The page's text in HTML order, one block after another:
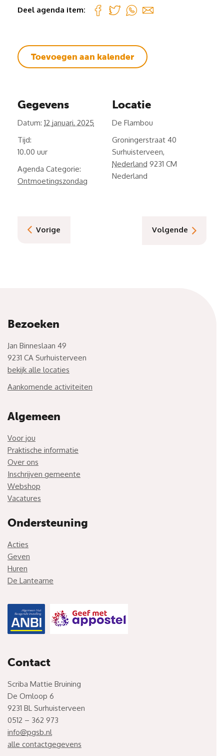
Deel agenda item:
Toevoegen aan kalender
Gegevens
Datum: 12 januari, 2025
Tijd:
10.00
Agenda Categorie:
Ontmoetingszondag
Locatie
De Flambou
Groningerstraat 40
Surhuisterveen,
Nederland 9231 CM
Nederland
Vorige Volgende
Bezoeken
Jan Binneslaan 49
9231 CA Surhuisterveen
bekijk alle locaties
Aankomende activiteiten
Algemeen
Voor jou
Praktische informatie
Over ons
Inschrijven gemeente
Webshop
Vacatures
Ondersteuning
Acties
Geven
Huren
De Lantearne
Contact
Scriba Mattie Bruining
De Omloop 6
9231 BL Surhuisterveen
0512 – 362 973
info@pgsb.nl
alle contactgegevens